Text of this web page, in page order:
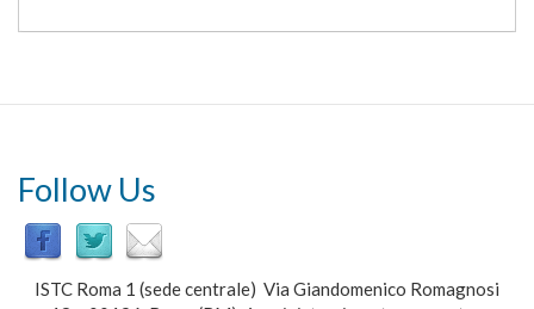
Follow Us
ISTC Roma 1 (sede centrale) Via Giandomenico Romagnosi